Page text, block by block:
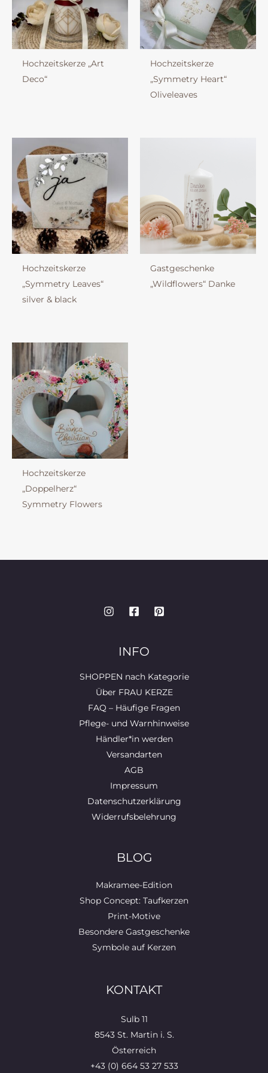
Hochzeitskerze „Art
Deco“
Hochzeitskerze
„Symmetry Heart“
Oliveleaves
Hochzeitskerze
„Symmetry Leaves“
silver & black
Gastgeschenke
„Wildflowers“ Danke
Hochzeitskerze
„Doppelherz“
Symmetry Flowers
INFO
SHOPPEN nach Kategorie
Über FRAU KERZE
FAQ – Häufige Fragen
Pflege- und Warnhinweise
Händler*in werden
Versandarten
AGB
Impressum
Datenschutzerklärung
Widerrufsbelehrung
BLOG
Makramee-Edition
Shop Concept: Taufkerzen
Print-Motive
Besondere Gastgeschenke
Symbole auf Kerzen
KONTAKT
Sulb 11
8543 St. Martin i. S.
Österreich
+43 (0) 664 53 27 533